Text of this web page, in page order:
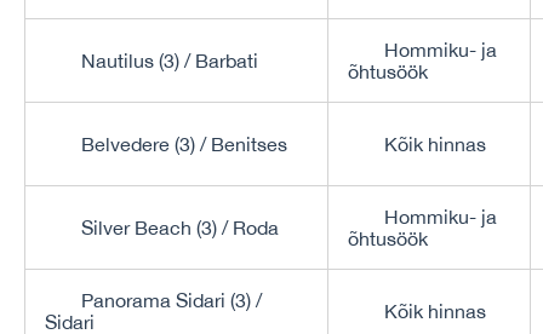
Nautilus (3) / Barbati
Hommiku- ja
õhtusöök
Belvedere (3) / Benitses Kõik hinnas
Silver Beach (3) / Roda
Hommiku- ja
õhtusöök
Panorama Sidari (3) /
Sidari
Kõik hinnas